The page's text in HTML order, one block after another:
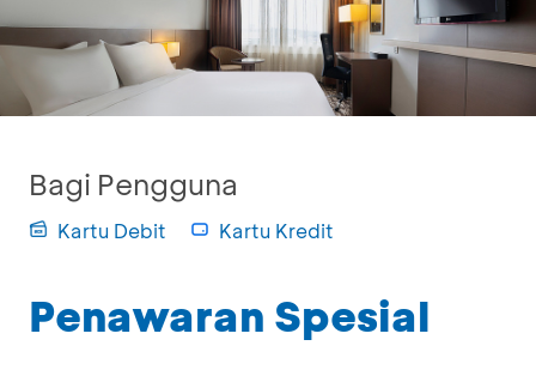
Bagi Pengguna
Kartu Debit Kartu Kredit
Penawaran Spesial